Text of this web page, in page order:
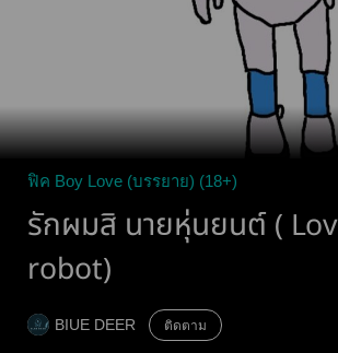
ฟิค Boy Love (บรรยาย) (18+)
รักผมสิ นายหุ่นยนต์ (
robot)
BIUE DEER ติดตาม